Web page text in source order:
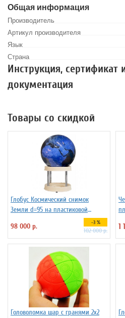
Общая информация
Производитель
Артикул производителя
Язык
Страна
Инструкция, сертификат
документация
Товары со скидкой
Глобус Космический снимок
Земли d=95 на пластиковой
98 000 р. -3 %
102 000 р. 1
Головоломка шар с гранями 2х2